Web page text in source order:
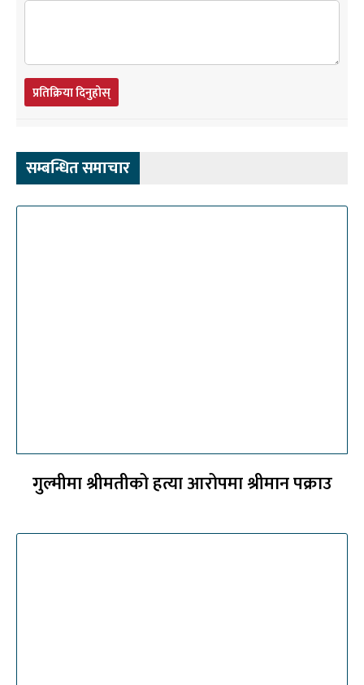
प्रतिक्रिया दिनुहोस्
सम्बन्धित समाचार
गुल्मीमा श्रीमतीको हत्या आरोपमा श्रीमान पक्राउ